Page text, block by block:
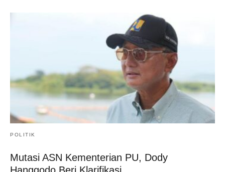
POLITIK
Mutasi ASN Kementerian PU, Dody